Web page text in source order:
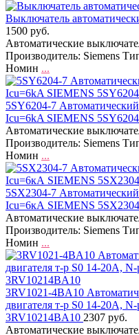
Выключатель
1500 руб.
Автоматические
Производитель: Siemens
Номин ...
5SY6204-7
Icu=6kA SIEMENS
Автоматические
Производитель: Siemens
Номин ...
5SX2304-7
Icu=6кА SIEMENS
Автоматические
Производитель: Siemens
Номин ...
3RV1021-4BA10
двигателя т-р S0 14-20A,
3RV10214BA10 2307 руб.
Автоматические